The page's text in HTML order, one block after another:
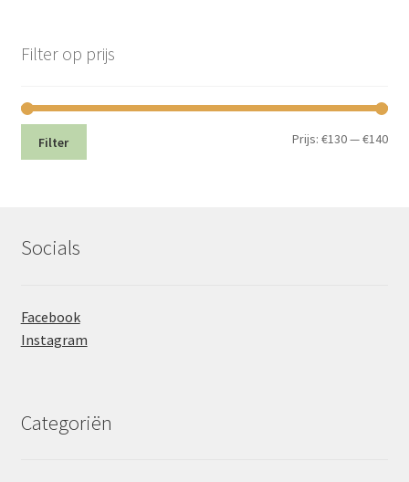
Filter op prijs
Min.
Filter Prijs:€130—€140
Socials
Facebook
Instagram
Categoriën